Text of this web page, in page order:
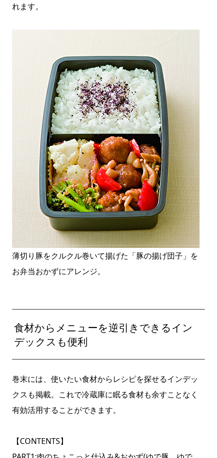
れます。
薄切り豚をクルクル巻いて揚げた「豚の揚げ団子」を
お弁当おかずにアレンジ。
食材からメニューを逆引きできるイン
デックスも便利
巻末には、使いたい食材からレシピを探せるインデッ
クスも掲載。これで冷蔵庫に眠る食材も余すことなく
有効活用することができます。
【CONTENTS】